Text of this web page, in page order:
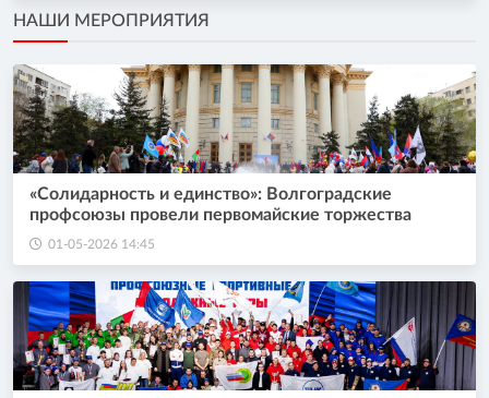
НАШИ МЕРОПРИЯТИЯ
«Солидарность и единство»: Волгоградские
профсоюзы провели первомайские торжества
01-05-2026 14:45